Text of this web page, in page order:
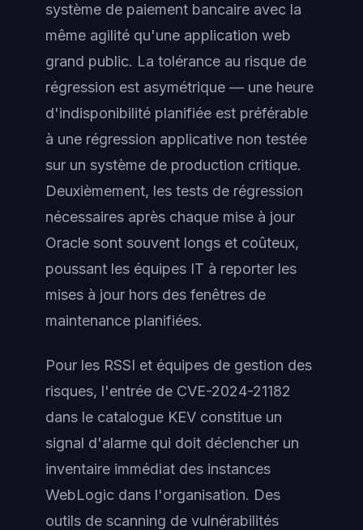
système de paiement bancaire avec la
même agilité qu'une application web
grand public. La tolérance au risque de
régression est asymétrique — une heure
d'indisponibilité planifiée est préférable
à une régression applicative non testée
sur un système de production critique.
Deuxièmement, les tests de régression
nécessaires après chaque mise à jour
Oracle sont souvent longs et coûteux,
poussant les équipes IT à reporter les
mises à jour hors des fenêtres de
maintenance planifiées.
Pour les RSSI et équipes de gestion des
risques, l'entrée de CVE-2024-21182
dans le catalogue KEV constitue un
signal d'alarme qui doit déclencher un
inventaire immédiat des instances
WebLogic dans l'organisation. Des
outils de scanning de vulnérabilités